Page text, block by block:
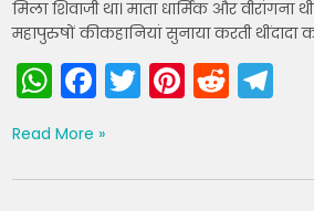
मिला शिवाजी था। माता धार्मिक और वीरांगना
महापुरुषों कीकहानियां सुनाया करती थींदादा
W
h
a
ts
F
a
c
e
T
w
er
Pi
nt
e
R
e
di gr
Read More »